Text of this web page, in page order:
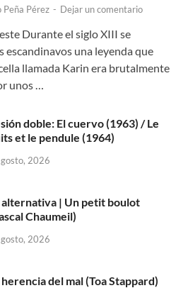
Peña Pérez - Dejar un comentario
Durante el siglo XIII se
escandinavos una leyenda que
llamada Karin era brutalmente
unos …
doble: El cuervo (1963) / Le
et le pendule (1964)
2026
alternativa | Un petit boulot
Chaumeil)
2026
herencia del mal (Toa Stappard)